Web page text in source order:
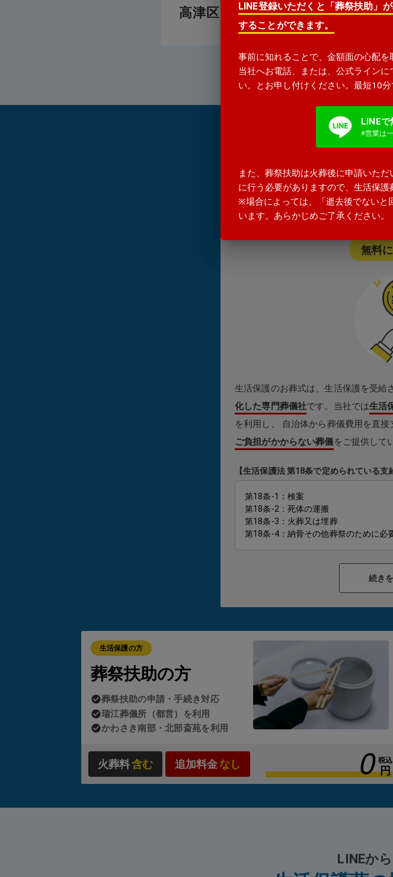
高津区
生活保護以外
火葬費用含
お見積が最
無料
生活保護のお葬式は、生活保護を受給
化した専門葬儀社です。当社では生活
を利用し、 自治体から葬儀費用を直接
ご負担がかからない葬儀をご提供して
【生活保護法 第18条で定められている支
第18条-1：検案
第18条-2：死体の運搬
第18条-3：火葬又は埋葬
第18条-4：納骨その他葬祭のために必
から請求を受けたりすることはありま
ただし、制度の適用にはいくつかの要
・故人または喪主となる方が生活保護
・故人の預貯金や遺留金がほとんどな
・ご遺族の方の資産状況に著しい余裕
状況によっては自治体の判断が必要と
続き
生活保護の方
葬祭扶助の方
葬祭扶助の申請・手続き対応
瑞江葬儀所（都営）を利用
かわさき南部・北部斎苑を利用
火葬料含む 追加料金なし 0 税込
円
LINEか
LINE登録いただくと「葬祭扶助」
することができます。
事前に知れることで、金額面の心配を
当社へお電話、または、公式ライン
い。とお申し付けください。最短10分
LINEで
※営業は
また、葬祭扶助は火葬後に申請いた
に行う必要がありますので、生活保護
※場合によっては、「逝去後でないと
います。あらかじめご了承ください。